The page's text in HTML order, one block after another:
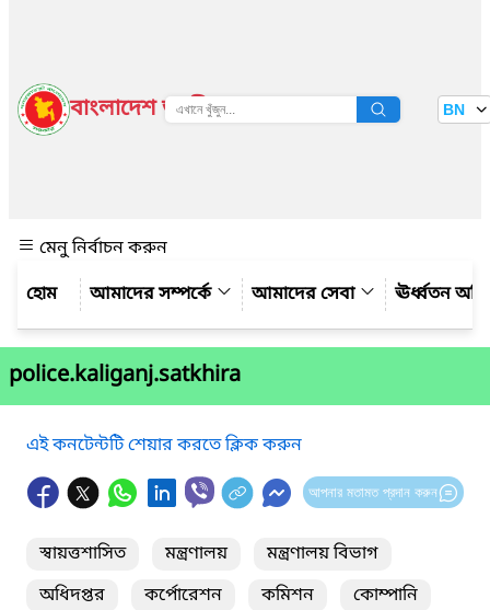
বাংলাদেশ জাতীয় তথ্য বাতায়ন BN
মেনু নির্বাচন করুন
আমাদের সম্পর্কে
আমাদের সেবা ঊর্ধ্বতন
police.kaliganj.satkhira
এই কনটেন্টটি শেয়ার করতে ক্লিক করুন
আপনার মতামত প্রদান করুন
স্বায়ত্তশাসিত মন্ত্রণালয়
মন্ত্রণালয় বিভাগ
অধিদপ্তর
কর্পোরেশন কমিশন
কোম্পানি